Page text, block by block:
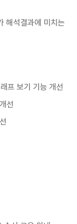
해석결과에 미치는
프 보기 기능 개선
선